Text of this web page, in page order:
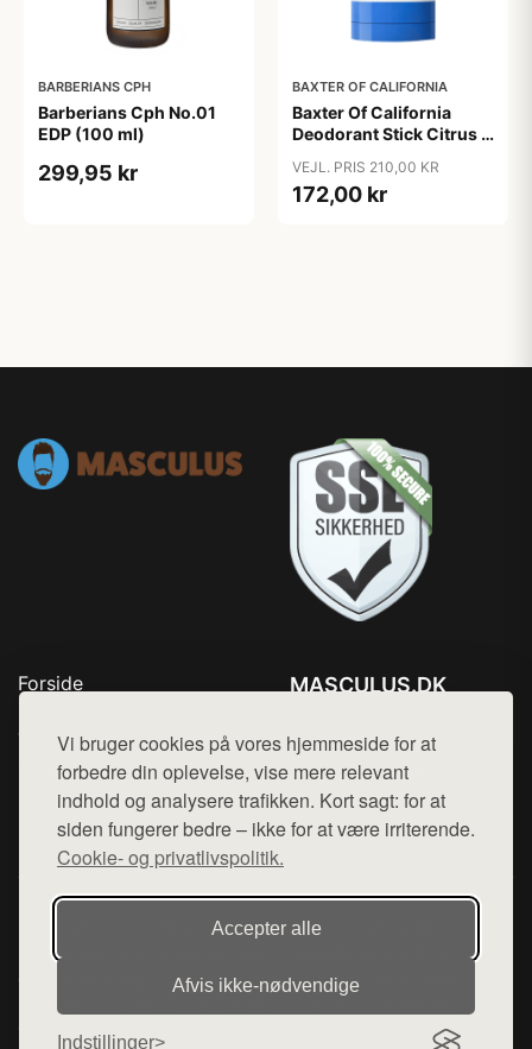
Vi bruger cookies på vores hjemmeside for at
forbedre din oplevelse, vise mere relevant
indhold og analysere trafikken. Kort sagt: for at
siden fungerer bedre – ikke for at være irriterende.
Cookie- og privatlivspolitik.
Accepter alle
Afvis ikke‑nødvendige
Indstillinger
BARBERIANS CPH
Barberians Cph No.01
EDP (100 ml)
299,95 kr
BAXTER OF CALIFORNIA
Baxter Of California
Deodorant Stick Citrus &
VEJL. PRIS 210,00 KR
172,00 kr
Forside
Top Rabatter
Kontakt
MASCULUS.DK
Mail: hej@want.dk
Cookie- og privatlivspolitik
Denne side er en del af want.dk, der udgiver en række
hjemmesider med præsentation af forskellige produkter fra
diverse webshops. Der sælges ikke varer fra denne side - vi
henviser til de shops, som sælger varen. Vi har heller ikke
varerne på lager.